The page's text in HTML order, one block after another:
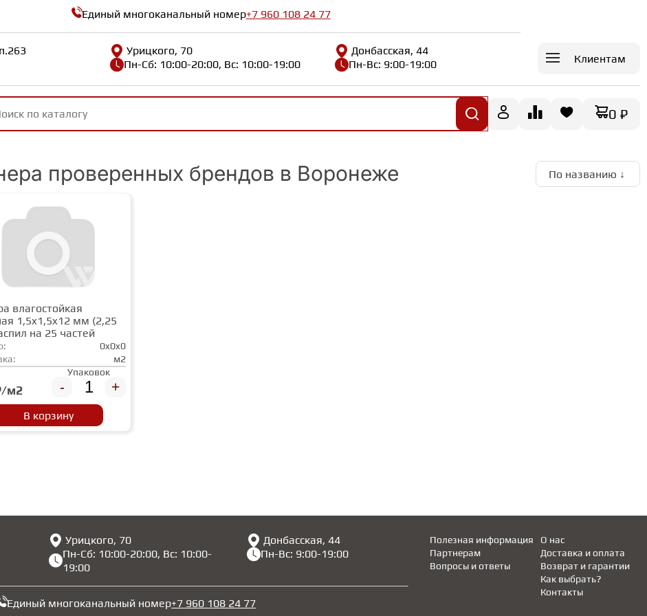
Единый многоканальный номер+7 960 108 24 77
Урицкого, 70
Пн-Сб: 10:00-20:00, Вс: 10:00-19:00
Донбасская, 44
Пн-Вс: 9:00-19:00
Клиентам
0 ₽
проверенных брендов в Воронеже По названию ↓
влагостойкая
1,5x1,5x12 мм (2,25
на 25 частей
0x0x0
м2
м2
Упаковок
- +
В корзину
Урицкого, 70
Пн-Сб: 10:00-20:00, Вс: 10:00-
19:00
Донбасская, 44
Пн-Вс: 9:00-19:00
Единый многоканальный номер+7 960 108 24 77
Полезная информация
Партнерам
Вопросы и ответы
Доставка и оплата
Возврат и гарантии
Как выбрать?
О нас
Контакты